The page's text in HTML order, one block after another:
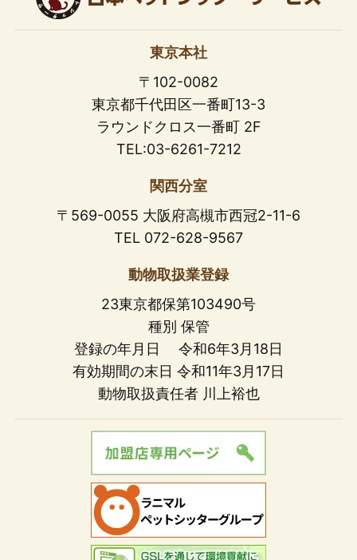
東京本社
〒102-0082
東京都千代田区一番町13-3
ラウンドクロス一番町 2F
TEL:03-6261-7212
関西分室
〒569-0055 大阪府高槻市西冠2-11-6
TEL 072-628-9567
動物取扱業登録
23東京都保第103490号
種別 保管
登録の年月日 令和6年3月18日
有効期間の末日 令和11年3月17日
動物取扱責任者 川上裕也